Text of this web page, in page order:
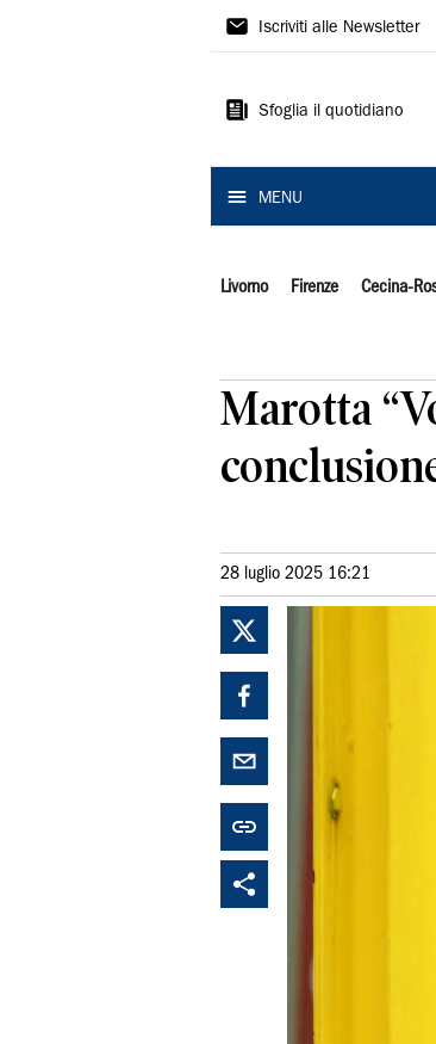
Il
Iscriviti alle Newsletter
Sfoglia il quotidiano
MENU
Livorno Firenze Cecina-
Marotta
28 luglio 2025 16:21